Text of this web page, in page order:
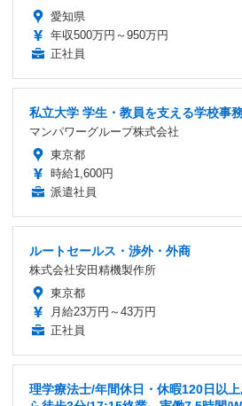
愛知県
年収500万円～950万円
正社員
私立大学 学生・教員を支える学校事
マンパワーグループ株式会社
東京都
時給1,600円
派遣社員
ルートセールス・渉外・外商
株式会社安田精機製作所
東京都
月給23万円～43万円
正社員
理学療法士/年間休日・休暇120日以